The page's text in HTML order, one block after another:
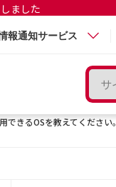
ました
報通知サービス
できるOSを教えてください。